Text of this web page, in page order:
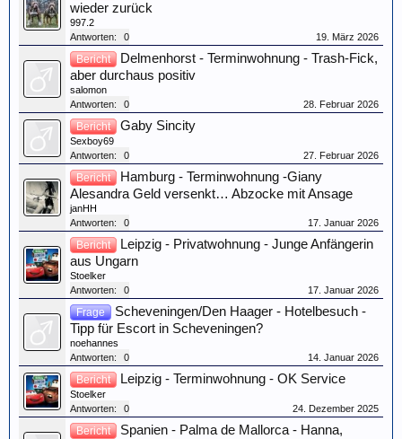
wieder zurück
997.2
Antworten:
0 19. März 2026
Bericht
Delmenhorst - Terminwohnung - Trash-Fick,
aber durchaus positiv
salomon
Antworten:
0 28. Februar 2026
Bericht Gaby Sincity
Sexboy69
Antworten:
0 27. Februar 2026
Bericht
Hamburg - Terminwohnung -Giany
Alesandra Geld versenkt… Abzocke mit Ansage
janHH
Antworten:
0 17. Januar 2026
Bericht
Leipzig - Privatwohnung - Junge Anfängerin
aus Ungarn
Stoelker
Antworten:
0 17. Januar 2026
Frage
Scheveningen/Den Haager - Hotelbesuch -
Tipp für Escort in Scheveningen?
noehannes
Antworten:
0 14. Januar 2026
Bericht Leipzig - Terminwohnung - OK Service
Stoelker
Antworten:
0 24. Dezember 2025
Bericht
Spanien - Palma de Mallorca - Hanna,